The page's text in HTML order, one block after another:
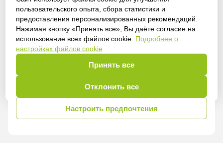
пользовательского опыта, сбора статистики и
предоставления персонализированных рекомендаций.
Нажимая кнопку «Принять все», Вы даёте согласие на
использование всех файлов cookie. Подробнее о
настройках файлов cookie
Принять все
Отклонить все
Настроить предпочтения
Получить доступ
Войти